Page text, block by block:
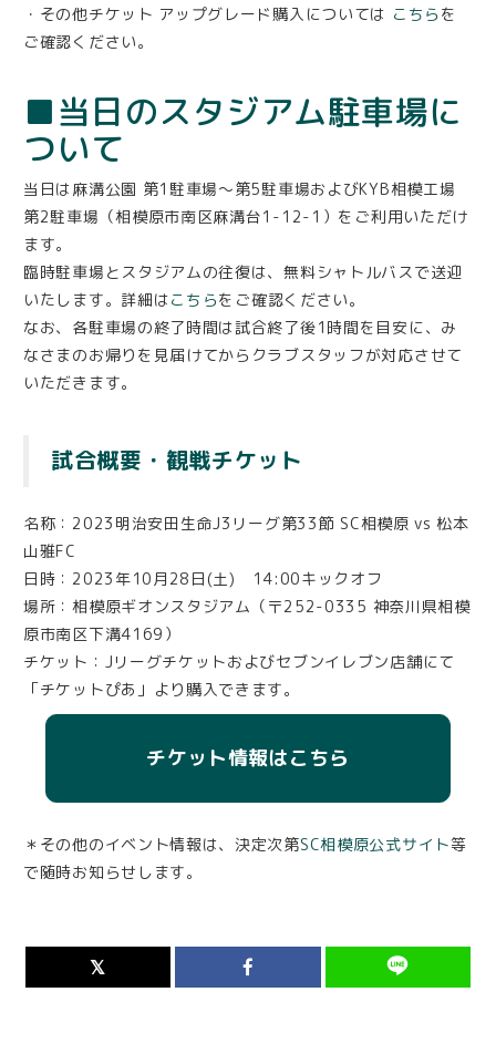
・その他チケット アップグレード購入については こちら を
ご確認ください。
■当日のスタジアム駐車場に
ついて
当日は麻溝公園 第1駐車場〜第5駐車場およびKYB相模工場
第2駐車場（相模原市南区麻溝台1-12-1）をご利用いただけ
ます。
臨時駐車場とスタジアムの往復は、無料シャトルバスで送迎
いたします。詳細はこちらをご確認ください。
なお、各駐車場の終了時間は試合終了後1時間を目安に、み
なさまのお帰りを見届けてからクラブスタッフが対応させて
いただきます。
試合概要・観戦チケット
名称：2023明治安田生命J3リーグ第33節 SC相模原 vs 松本
山雅FC
日時：2023年10月28日(土) 14:00キックオフ
場所：相模原ギオンスタジアム（〒252-0335 神奈川県相模
原市南区下溝4169）
チケット：Jリーグチケットおよびセブンイレブン店舗にて
「チケットぴあ」より購入できます。
チケット情報はこちら
＊その他のイベント情報は、決定次第SC相模原公式サイト等
で随時お知らせします。